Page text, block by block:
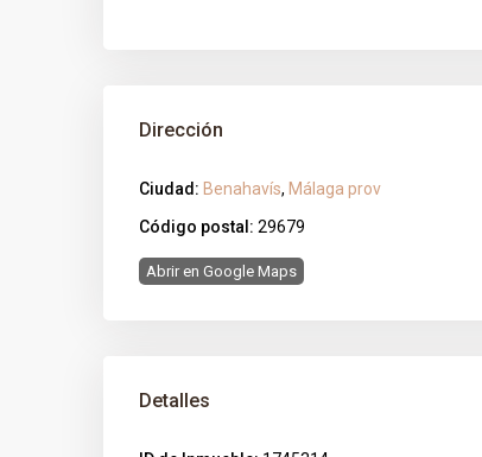
Dirección
Ciudad: Benahavís, Málaga prov
Código postal: 29679
Abrir en Google Maps
Detalles